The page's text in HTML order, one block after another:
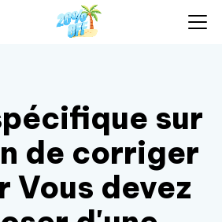
sur
de corriger
Vous devez